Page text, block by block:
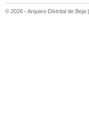
© 2026 - Arquivo Distrital de Beja |